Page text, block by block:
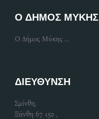
Ο ΔΗΜΟΣ ΜΥΚΗΣ
Ο Δήμος Μύκης ...
ΔΙΕΥΘΥΝΣΗ
Σμίνθη,
Ξάνθη 67 150 ,